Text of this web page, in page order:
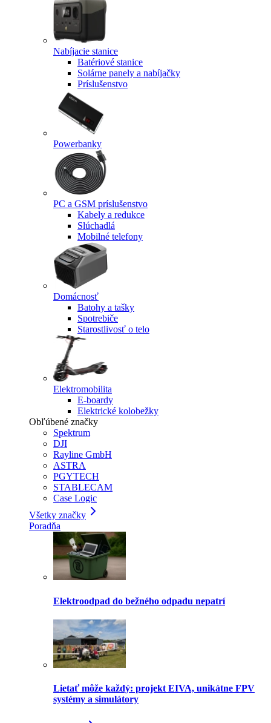
Nabíjacie stanice
Batériové stanice
Solárne panely a nabíjačky
Príslušenstvo
Powerbanky
PC a GSM príslušenstvo
Kabely a redukce
Slúchadlá
Mobilné telefony
Domácnosť
Batohy a tašky
Spotrebiče
Starostlivosť o telo
Elektromobilita
E-boardy
Elektrické kolobežky
Obľúbené značky
Spektrum
DJI
Rayline GmbH
ASTRA
PGYTECH
STABLECAM
Case Logic
Všetky značky
Poradňa
Elektroodpad do bežného odpadu nepatrí
Lietať môže každý: projekt EIVA, unikátne FPV
systémy a simulátory